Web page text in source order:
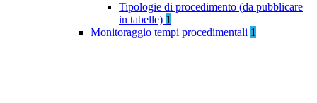
Tipologie di procedimento (da pubblicare
in tabelle) 1
Monitoraggio tempi procedimentali 1